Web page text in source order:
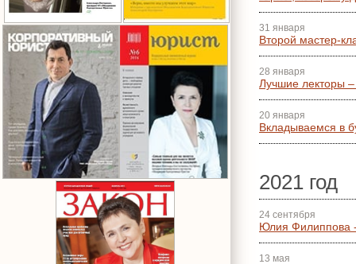
31 января
Второй мастер-
28 января
Лучшие лекторы
20 января
Вкладываемся в
2021 год
24 сентября
Юлия Филиппова -
13 мая